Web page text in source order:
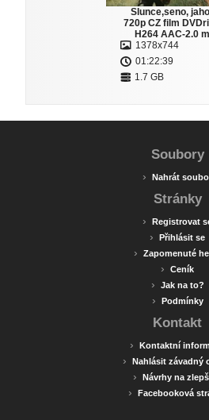
Slunce,seno,
720p CZ film
H264 AAC-2.0
1378x744
01:22:39
1.7 GB
Soubory
› Nahrát
Stránky
› Registrovat
› Přihlásit se
› Zapomenuté
› Ceník
› Jak na to?
› Podmínky
Kontakt
› Kontaktní
› Nahlásit závadný
› Návrhy na
› Facebooková